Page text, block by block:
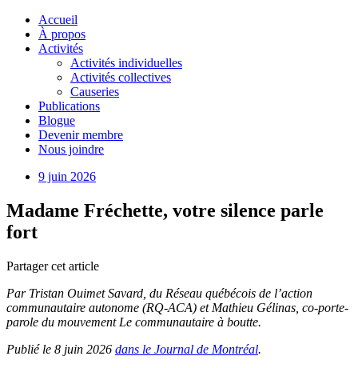
Accueil
À propos
Activités
Activités individuelles
Activités collectives
Causeries
Publications
Blogue
Devenir membre
Nous joindre
9 juin 2026
Madame Fréchette, votre silence parle
fort
Partager cet article
Par Tristan Ouimet Savard, du Réseau québécois de l’action
communautaire autonome (RQ-ACA) et Mathieu Gélinas, co-porte-
parole du mouvement Le communautaire à boutte.
Publié le 8 juin 2026 dans le Journal de Montréal.